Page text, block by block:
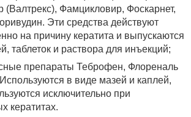
(Валтрекс), Фамцикловир, Фоскарнет,
Эти средства действуют
на причину кератита и выпускаются
таблеток и раствора для инъекций;
препараты Теброфен, Флореналь
в виде мазей и каплей,
исключительно при
кератитах.